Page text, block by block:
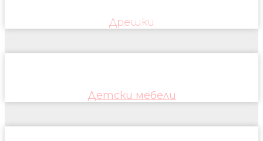
Дрешки
Детски мебели